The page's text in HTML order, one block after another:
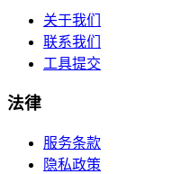
关于我们
联系我们
工具提交
法律
服务条款
隐私政策